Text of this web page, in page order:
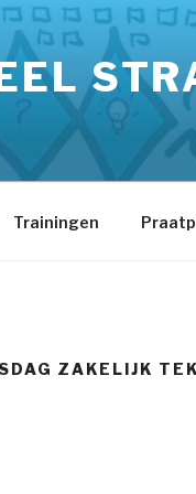
Trainingen
ZAKELIJK